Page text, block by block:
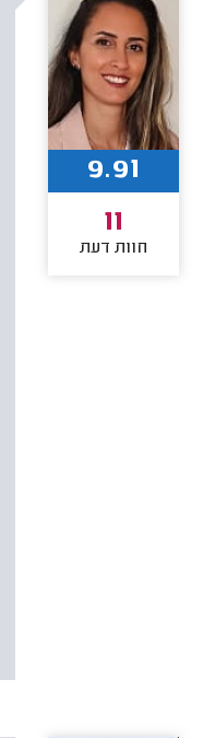
9.91
11
חוות דעת